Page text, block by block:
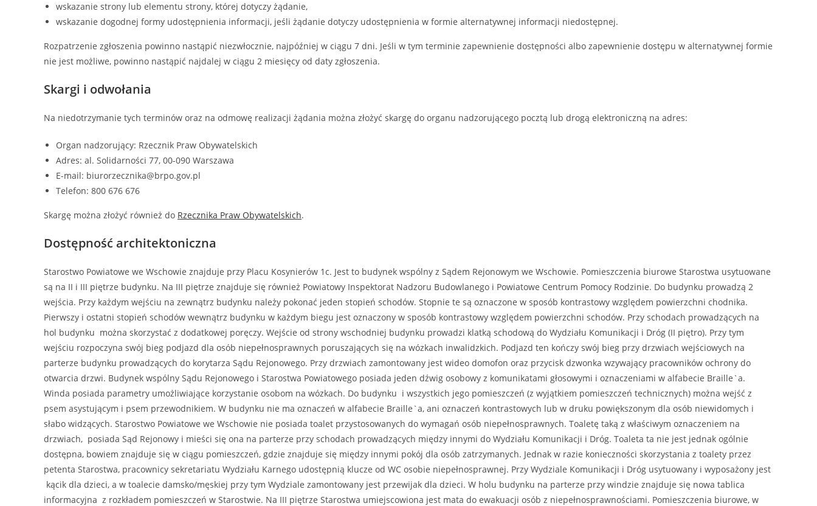
wskazanie strony lub elementu strony, której dotyczy żądanie,
wskazanie dogodnej formy udostępnienia informacji, jeśli żądanie dotyczy udostępnienia w formie alternatywnej informacji niedostępnej.
Rozpatrzenie zgłoszenia powinno nastąpić niezwłocznie, najpóźniej w ciągu 7 dni. Jeśli w tym terminie zapewnienie dostępności albo zapewnienie dostępu w alternatywnej formie
nie jest możliwe, powinno nastąpić najdalej w ciągu 2 miesięcy od daty zgłoszenia.
Skargi i odwołania
Na niedotrzymanie tych terminów oraz na odmowę realizacji żądania można złożyć skargę do organu nadzorującego pocztą lub drogą elektroniczną na adres:
Organ nadzorujący: Rzecznik Praw Obywatelskich
Adres: al. Solidarności 77, 00-090 Warszawa
E-mail: biurorzecznika@brpo.gov.pl
Telefon: 800 676 676
Skargę można złożyć również do Rzecznika Praw Obywatelskich.
Dostępność architektoniczna
Starostwo Powiatowe we Wschowie znajduje przy Placu Kosynierów 1c. Jest to budynek wspólny z Sądem Rejonowym we Wschowie. Pomieszczenia biurowe Starostwa usytuowane
są na II i III piętrze budynku. Na III piętrze znajduje się również Powiatowy Inspektorat Nadzoru Budowlanego i Powiatowe Centrum Pomocy Rodzinie. Do budynku prowadzą 2
wejścia. Przy każdym wejściu na zewnątrz budynku należy pokonać jeden stopień schodów. Stopnie te są oznaczone w sposób kontrastowy względem powierzchni chodnika.
Pierwszy i ostatni stopień schodów wewnątrz budynku w każdym biegu jest oznaczony w sposób kontrastowy względem powierzchni schodów. Przy schodach prowadzących na
hol budynku można skorzystać z dodatkowej poręczy. Wejście od strony wschodniej budynku prowadzi klatką schodową do Wydziału Komunikacji i Dróg (II piętro). Przy tym
wejściu rozpoczyna swój bieg podjazd dla osób niepełnosprawnych poruszających się na wózkach inwalidzkich. Podjazd ten kończy swój bieg przy drzwiach wejściowych na
parterze budynku prowadzących do korytarza Sądu Rejonowego. Przy drzwiach zamontowany jest wideo domofon oraz przycisk dzwonka wzywający pracowników ochrony do
otwarcia drzwi. Budynek wspólny Sądu Rejonowego i Starostwa Powiatowego posiada jeden dźwig osobowy z komunikatami głosowymi i oznaczeniami w alfabecie Braille`a.
Winda posiada parametry umożliwiające korzystanie osobom na wózkach. Do budynku i wszystkich jego pomieszczeń (z wyjątkiem pomieszczeń technicznych) można wejść z
psem asystującym i psem przewodnikiem. W budynku nie ma oznaczeń w alfabecie Braille`a, ani oznaczeń kontrastowych lub w druku powiększonym dla osób niewidomych i
słabo widzących. Starostwo Powiatowe we Wschowie nie posiada toalet przystosowanych do wymagań osób niepełnosprawnych. Toaletę taką z właściwym oznaczeniem na
drzwiach, posiada Sąd Rejonowy i mieści się ona na parterze przy schodach prowadzących między innymi do Wydziału Komunikacji i Dróg. Toaleta ta nie jest jednak ogólnie
dostępna, bowiem znajduje się w ciągu pomieszczeń, gdzie znajduje się między innymi pokój dla osób zatrzymanych. Jednak w razie konieczności skorzystania z toalety przez
petenta Starostwa, pracownicy sekretariatu Wydziału Karnego udostępnią klucze od WC osobie niepełnosprawnej. Przy Wydziale Komunikacji i Dróg usytuowany i wyposażony jest
kącik dla dzieci, a w toalecie damsko/męskiej przy tym Wydziale zamontowany jest przewijak dla dzieci. W holu budynku na parterze przy windzie znajduje się nowa tablica
informacyjna z rozkładem pomieszczeń w Starostwie. Na III piętrze Starostwa umiejscowiona jest mata do ewakuacji osób z niepełnosprawnościami. Pomieszczenia biurowe, w